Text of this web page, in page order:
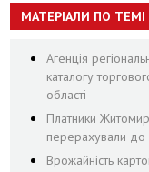
МАТЕРІАЛИ ПО ТЕМІ
Агенція
каталогу
області
Платники
перерахували
Врожайність